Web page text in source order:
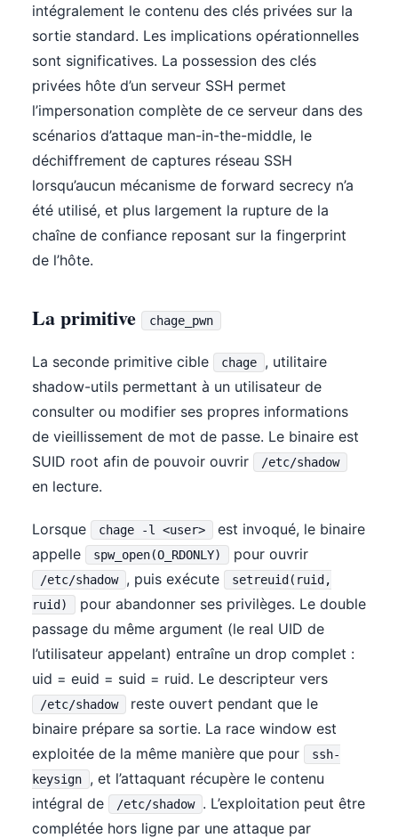
intégralement le contenu des clés privées sur la
sortie standard. Les implications opérationnelles
sont significatives. La possession des clés
privées hôte d’un serveur SSH permet
l’impersonation complète de ce serveur dans des
scénarios d’attaque man-in-the-middle, le
déchiffrement de captures réseau SSH
lorsqu’aucun mécanisme de forward secrecy n’a
été utilisé, et plus largement la rupture de la
chaîne de confiance reposant sur la fingerprint
de l’hôte.
La primitive chage_pwn
La seconde primitive cible chage
, utilitaire
shadow-utils permettant à un utilisateur de
consulter ou modifier ses propres informations
de vieillissement de mot de passe. Le binaire est
SUID root afin de pouvoir ouvrir
/etc/shadow
en lecture.
Lorsque chage -l <user>
est invoqué, le binaire
appelle
spw_open(O_RDONLY) pour ouvrir
/etc/shadow , puis exécute
setreuid(ruid,
ruid)
pour abandonner ses privilèges. Le double
passage du même argument (le real UID de
l’utilisateur appelant) entraîne un drop complet :
uid = euid = suid = ruid. Le descripteur vers
/etc/shadow
reste ouvert pendant que le
binaire prépare sa sortie. La race window est
exploitée de la même manière que pour
ssh-
keysign
, et l’attaquant récupère le contenu
intégral de
/etc/shadow
. L’exploitation peut être
complétée hors ligne par une attaque par